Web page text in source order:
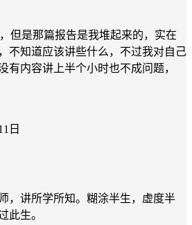
但是那篇报告是我堆起来的，实在
不知道应该讲些什么，不过我对自己
有内容讲上半个小时也不成问题，
日
，讲所学所知。糊涂半生，虚度半
此生。